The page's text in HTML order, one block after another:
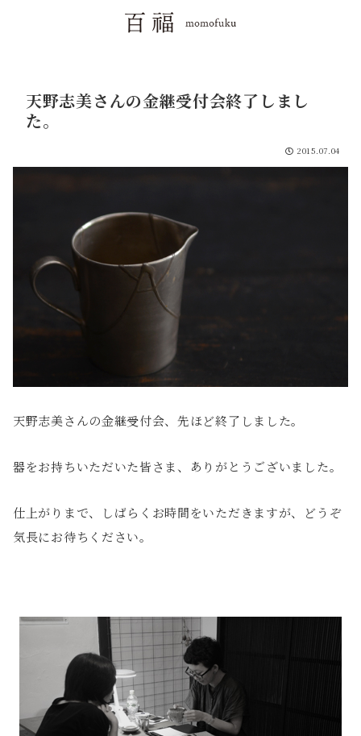
天野志美さんの金継受付会終了しまし
た。
2015.07.04
天野志美さんの金継受付会、先ほど終了しました。
器をお持ちいただいた皆さま、ありがとうございました。
仕上がりまで、しばらくお時間をいただきますが、どうぞ
気長にお待ちください。